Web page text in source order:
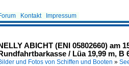
Kontakt Impressum
ABICHT (ENI 05802660) am
Rundfahrtbarkasse / Lüa 19,99 m, B
und Fotos von Schiffen und Booten »